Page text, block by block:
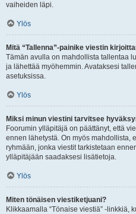
vaiheiden läpi.
Ylös
Mitä “Tallenna”-painike viestin
Tämän avulla on mahdollista tallentaa
ja lähettää myöhemmin. Avataksesi
asetuksissa.
Ylös
Miksi minun viestini tarvitsee
Foorumin ylläpitäjä on päättänyt, että
ennen lähetystä. On myös mahdollista,
ryhmään, jonka viestit tarkistetaan
ylläpitäjään saadaksesi lisätietoja.
Ylös
Miten tönäisen viestiketjuani?
Klikkaamalla “Tönaise viestiä” -linkkiä,